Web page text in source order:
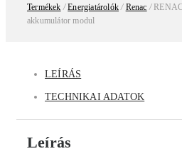
Termékek / Energiatárolók / Renac /
akkumulátor modul
LEÍRÁS
TECHNIKAI ADATOK
Leírás